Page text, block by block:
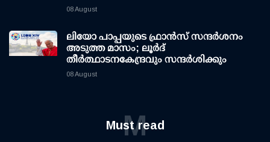
08 August
ലിയോ പാപ്പയുടെ ഫ്രാൻസ് സന്ദർശനം
അടുത്ത മാസം; ലൂർദ്
തീർത്ഥാടനകേന്ദ്രവും സന്ദർശിക്കും
08 August
Must read
M